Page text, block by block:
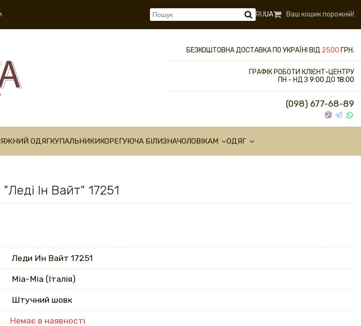
RUUA Ваш кошик порожній!
БЕЗКОШТОВНА ДОСТАВКА ПО УКРАЇНІ ВІД 2500 ГРН.
ГРАФІК РОБОТИ КЛІЄНТ-ЦЕНТРУ
ПН - НД З 9:00 ДО 18:00
(098) 677-68-89
ОДЯГКУПАЛЬНИКИКОРЕГУЮЧА БІЛИЗНАЧОЛОВІКАМ ОДЯГ
"Леді Ін Вайт" 17251
Леди Ин Вайт 17251
Mia-Mia (Італія)
Штучний шовк
Немає в наявності